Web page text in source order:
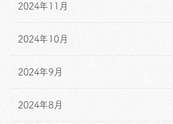
2024年11月
2024年10月
2024年9月
2024年8月